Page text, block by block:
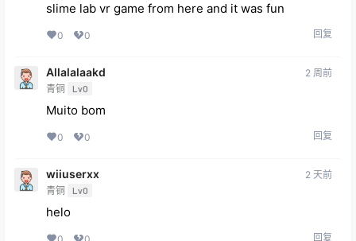
slime lab vr game from here and it was fun
0 0 回复
Allalalaakd
青铜 Lv0
2 周前
Muito bom
0 0 回复
wiiuserxx
青铜 Lv0
2 天前
helo
回复